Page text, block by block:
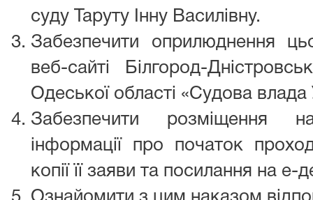
суду Таруту Інну Василівну.
Забезпечити оприлюднення
веб-сайті Білгород-
Одеської області «Судова влада
Забезпечити розміщення
інформації про початок
копії її заяви та посилання на е-